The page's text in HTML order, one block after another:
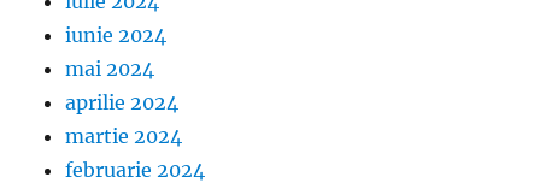
iunie 2024
mai 2024
aprilie 2024
martie 2024
februarie 2024